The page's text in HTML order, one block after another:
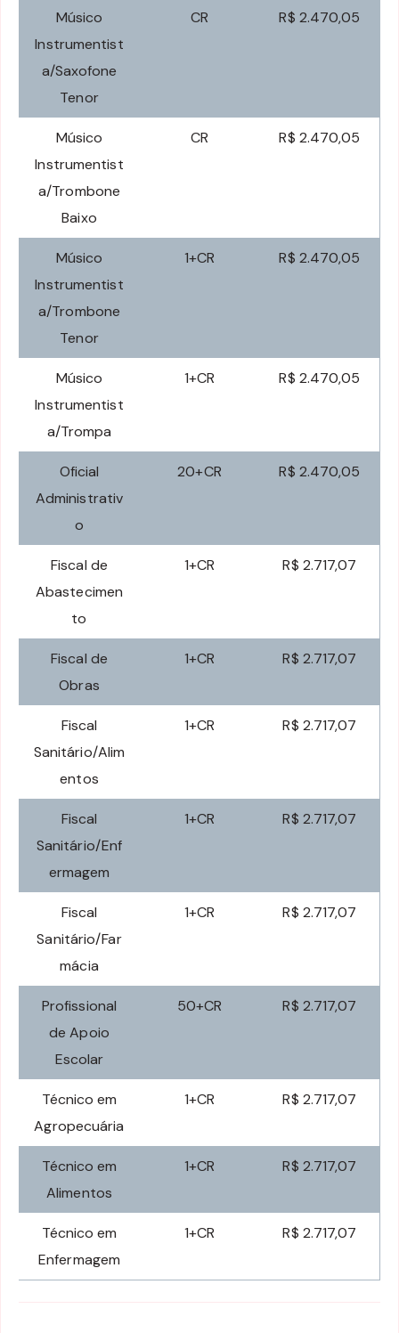
Músico
Instrumentist
a/Saxofone
Tenor
CR R$ 2.470,05
Músico
Instrumentist
a/Trombone
Baixo
CR R$ 2.470,05
Músico
Instrumentist
a/Trombone
Tenor
1+CR R$ 2.470,05
Músico
Instrumentist
a/Trompa
1+CR R$ 2.470,05
Oficial
Administrativ
o
20+CR R$ 2.470,05
Fiscal de
Abastecimen
to
1+CR R$ 2.717,07
Fiscal de
Obras
1+CR R$ 2.717,07
Fiscal
Sanitário/Alim
entos
1+CR R$ 2.717,07
Fiscal
Sanitário/Enf
ermagem
1+CR R$ 2.717,07
Fiscal
Sanitário/Far
mácia
1+CR R$ 2.717,07
Profissional
de Apoio
Escolar
50+CR R$ 2.717,07
Técnico em
Agropecuária
1+CR R$ 2.717,07
Técnico em
Alimentos
1+CR R$ 2.717,07
Técnico em
Enfermagem
1+CR R$ 2.717,07